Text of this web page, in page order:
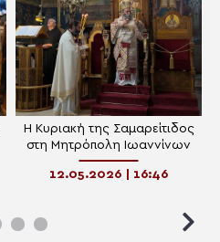
Η Κυριακή της Σαμαρείτιδος
στη Μητρόπολη Ιωαννίνων
12.05.2026 | 16:46